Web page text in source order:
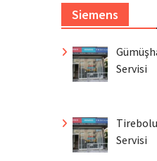
Siemens
Servisi
Servisi